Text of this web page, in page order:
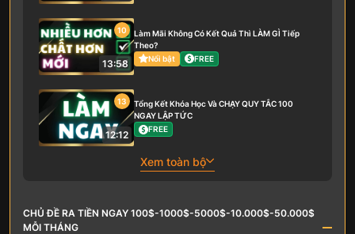
10
13:58
Làm Mãi Không Có Kết Quả Thì LÀM GÌ Tiếp
Theo?
Nổi bật
FREE
13
12:12
Tổng Kết Khóa Học Và CHẠY QUY TẮC 100
NGAY LẬP TỨC
FREE
Xem toàn bộ
CHỦ ĐỀ RA TIỀN NGAY 100$-1000$-5000$-10.000$-50.000$
MỖI THÁNG